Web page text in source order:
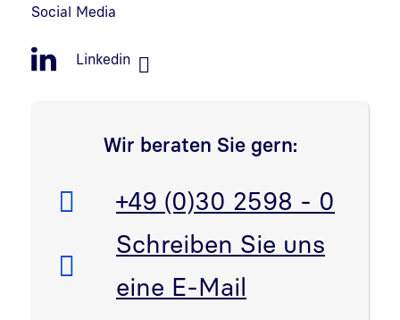
Social Media
Linkedin
Wir beraten Sie gern:
Telefon:
+49 (0)30 2598 - 0
E-Mail:
Schreiben Sie uns
eine E-Mail